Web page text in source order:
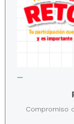
Compromiso